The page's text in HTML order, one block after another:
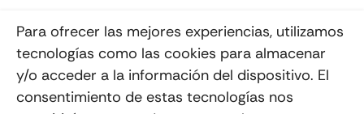
Para ofrecer las mejores experiencias, utilizamos
tecnologías como las cookies para almacenar
y/o acceder a la información del dispositivo. El
consentimiento de estas tecnologías nos
Enviar